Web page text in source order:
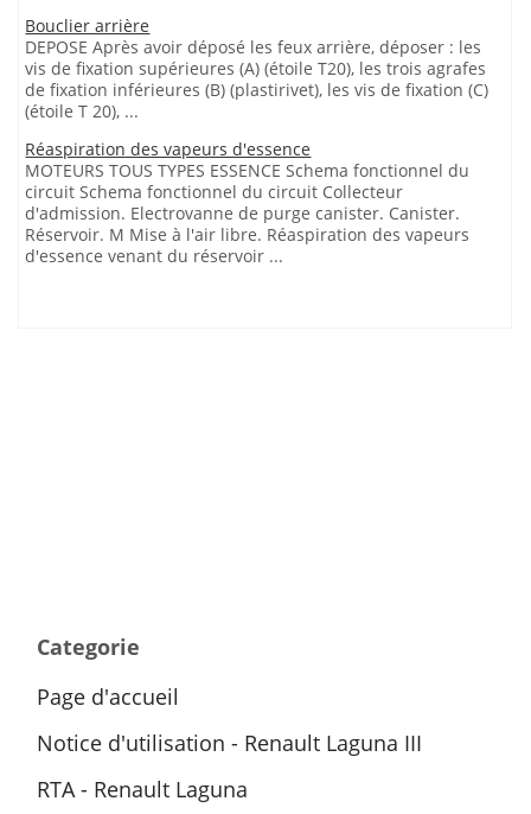
Bouclier arrière
DEPOSE Après avoir déposé les feux arrière, déposer : les
vis de fixation supérieures (A) (étoile T20), les trois agrafes
de fixation inférieures (B) (plastirivet), les vis de fixation (C)
(étoile T 20), ...
Réaspiration des vapeurs d'essence
MOTEURS TOUS TYPES ESSENCE Schema fonctionnel du
circuit Schema fonctionnel du circuit Collecteur
d'admission. Electrovanne de purge canister. Canister.
Réservoir. M Mise à l'air libre. Réaspiration des vapeurs
d'essence venant du réservoir ...
Categorie
Page d'accueil
Notice d'utilisation - Renault Laguna III
RTA - Renault Laguna